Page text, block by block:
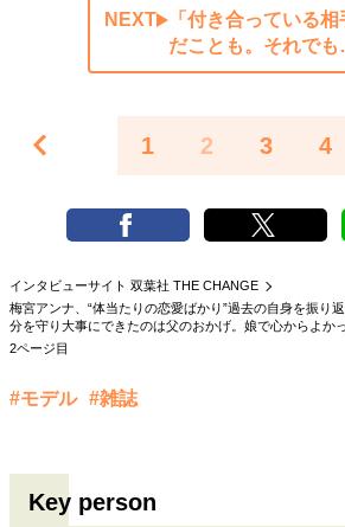
NEXT
「付き合っている
だことも。それで
1 2 3 4
インタビューサイト 双葉社 THE CHANGE
梅宮アンナ、“体当たりの恋愛ばかり”過去の自身を振り
分を守り大事にできたのは父のおかげ。娘で心からよかっ
2ページ目
#モデル #雑誌
Key person